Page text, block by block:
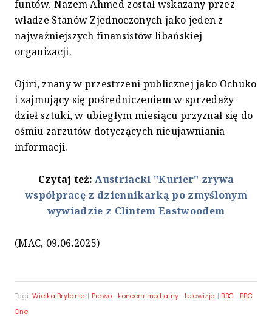
funtów. Nazem Ahmed został wskazany przez
władze Stanów Zjednoczonych jako jeden z
najważniejszych finansistów libańskiej
organizacji.
Ojiri, znany w przestrzeni publicznej jako Ochuko
i zajmujący się pośredniczeniem w sprzedaży
dzieł sztuki, w ubiegłym miesiącu przyznał się do
ośmiu zarzutów dotyczących nieujawniania
informacji.
Czytaj też:Austriacki "Kurier" zrywa
współpracę z dziennikarką po zmyślonym
wywiadzie z Clintem Eastwoodem
(MAC, 09.06.2025)
Tagi: Wielka Brytania | Prawo | koncern medialny |telewizja | BBC | BBC
One